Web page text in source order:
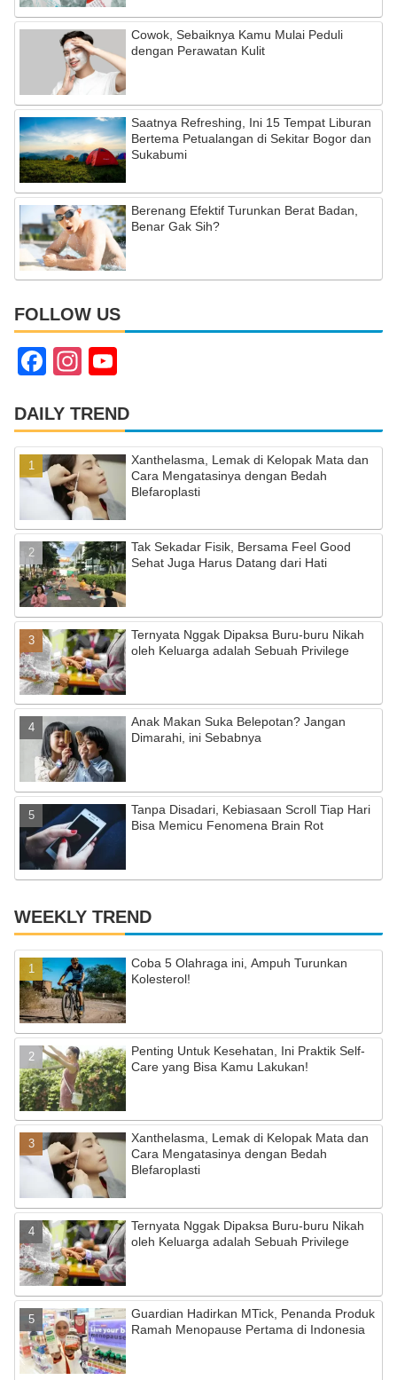
Cowok, Sebaiknya Kamu Mulai Peduli
dengan Perawatan Kulit
Saatnya Refreshing, Ini 15 Tempat Liburan
Bertema Petualangan di Sekitar Bogor dan
Sukabumi
Berenang Efektif Turunkan Berat Badan,
Benar Gak Sih?
FOLLOW US
F
c
e
b
o
o
k
In
a
gr
a
m
u
T
u
b
e
C
h
a
n
n
el
DAILY TREND
Xanthelasma, Lemak di Kelopak Mata dan
Cara Mengatasinya dengan Bedah
Blefaroplasti
Tak Sekadar Fisik, Bersama Feel Good
Sehat Juga Harus Datang dari Hati
Ternyata Nggak Dipaksa Buru-buru Nikah
oleh Keluarga adalah Sebuah Privilege
Anak Makan Suka Belepotan? Jangan
Dimarahi, ini Sebabnya
Tanpa Disadari, Kebiasaan Scroll Tiap Hari
Bisa Memicu Fenomena Brain Rot
WEEKLY TREND
Coba 5 Olahraga ini, Ampuh Turunkan
Kolesterol!
Penting Untuk Kesehatan, Ini Praktik Self-
Care yang Bisa Kamu Lakukan!
Xanthelasma, Lemak di Kelopak Mata dan
Cara Mengatasinya dengan Bedah
Blefaroplasti
Ternyata Nggak Dipaksa Buru-buru Nikah
oleh Keluarga adalah Sebuah Privilege
Guardian Hadirkan MTick, Penanda Produk
Ramah Menopause Pertama di Indonesia